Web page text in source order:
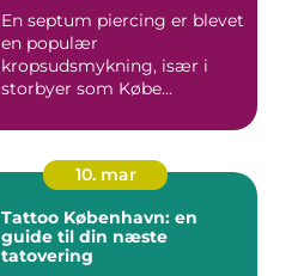
En septum piercing er blevet
en populær
kropsudsmykning, især i
storbyer som Købe...
10. mar
Tattoo København: en
guide til din næste
tatovering